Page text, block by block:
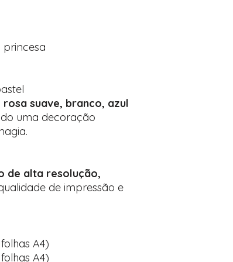
princesa
rosa suave, branco, azul
uma decoração
de alta resolução,
de impressão e
A4)
A4)